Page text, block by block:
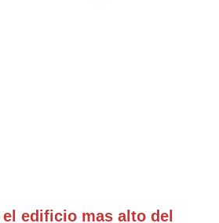
edificio mas alto del